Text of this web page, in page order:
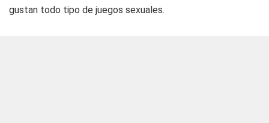
gustan todo tipo de juegos sexuales.